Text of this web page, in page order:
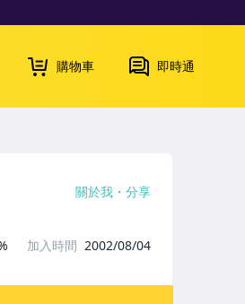
購物車 即時通
關於我 分享
加入時間 2002/08/04